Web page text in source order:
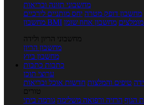
מחשבוני תזונה ובריאות
מחשבון דופק מטרה יחס מותניים לירכיים
מחשבון BMI מחשבון אחוז שומן
מחשבוני הריון ולידה
מחשבון הריון
מחשבון ביוץ
כתבות כתבות
ערוצי תוכן
טיפים והמלצות חדשות אוכל ובריאות
טורים
הגוף הרזיה ורפואה משלימה גורמה ביתי